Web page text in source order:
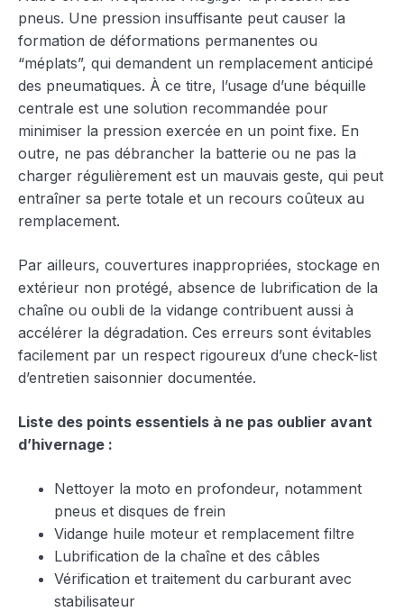
pneus. Une pression insuffisante peut causer la
formation de déformations permanentes ou
“méplats”, qui demandent un remplacement anticipé
des pneumatiques. À ce titre, l’usage d’une béquille
centrale est une solution recommandée pour
minimiser la pression exercée en un point fixe. En
outre, ne pas débrancher la batterie ou ne pas la
charger régulièrement est un mauvais geste, qui peut
entraîner sa perte totale et un recours coûteux au
remplacement.
Par ailleurs, couvertures inappropriées, stockage en
extérieur non protégé, absence de lubrification de la
chaîne ou oubli de la vidange contribuent aussi à
accélérer la dégradation. Ces erreurs sont évitables
facilement par un respect rigoureux d’une check-list
d’entretien saisonnier documentée.
Liste des points essentiels à ne pas oublier avant
d’hivernage :
Nettoyer la moto en profondeur, notamment
pneus et disques de frein
Vidange huile moteur et remplacement filtre
Lubrification de la chaîne et des câbles
Vérification et traitement du carburant avec
stabilisateur